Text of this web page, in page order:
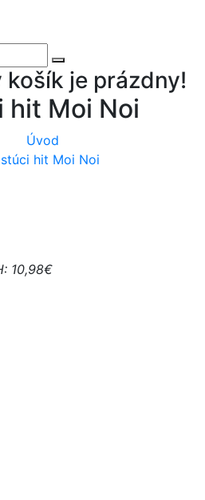
košík je prázdny!
hit Moi Noi
Úvod
hit Moi Noi
10,98€